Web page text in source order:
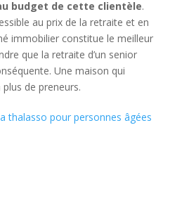
budget de cette clientèle.
au prix de la retraite et en
immobilier constitue le meilleur
que la retraite d’un senior
Une maison qui
plus de preneurs.
thalasso pour personnes âgées